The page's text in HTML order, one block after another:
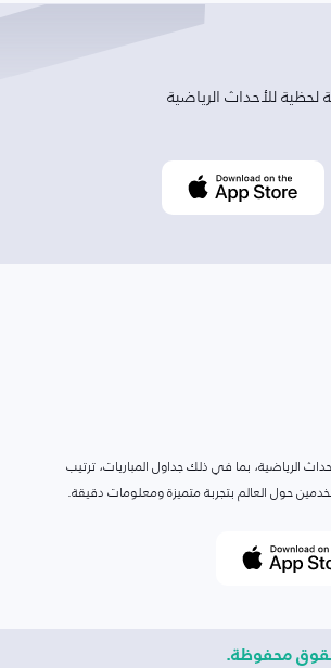
للأحداث الرياضية
الرياضية، بما في ذلك جداول المباريات، ترتيب
حول العالم بتجربة متميزة ومعلومات دقيقة.